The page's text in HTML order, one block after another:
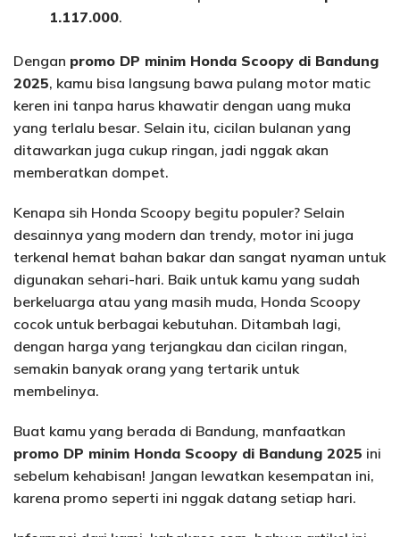
1.117.000.
Dengan promo DP minim Honda Scoopy di Bandung
2025, kamu bisa langsung bawa pulang motor matic
keren ini tanpa harus khawatir dengan uang muka
yang terlalu besar. Selain itu, cicilan bulanan yang
ditawarkan juga cukup ringan, jadi nggak akan
memberatkan dompet.
Kenapa sih Honda Scoopy begitu populer? Selain
desainnya yang modern dan trendy, motor ini juga
terkenal hemat bahan bakar dan sangat nyaman untuk
digunakan sehari-hari. Baik untuk kamu yang sudah
berkeluarga atau yang masih muda, Honda Scoopy
cocok untuk berbagai kebutuhan. Ditambah lagi,
dengan harga yang terjangkau dan cicilan ringan,
semakin banyak orang yang tertarik untuk
membelinya.
Buat kamu yang berada di Bandung, manfaatkan
promo DP minim Honda Scoopy di Bandung 2025 ini
sebelum kehabisan! Jangan lewatkan kesempatan ini,
karena promo seperti ini nggak datang setiap hari.